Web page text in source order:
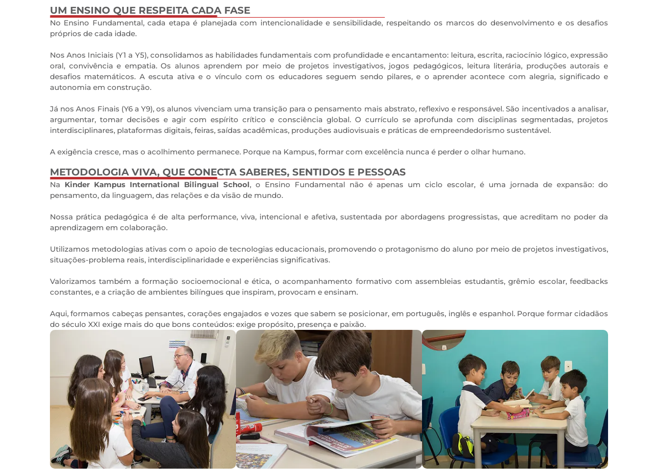
UM ENSINO QUE RESPEITA CADA FASE
0
No Ensino Fundamental, cada etapa é planejada com intencionalidade e sensibilidade, respeitando os marcos do desenvolvimento e os desafios
próprios de cada idade.
Nos Anos Iniciais (Y1 a Y5), consolidamos as habilidades fundamentais com profundidade e encantamento: leitura, escrita, raciocínio lógico, expressão
oral, convivência e empatia. Os alunos aprendem por meio de projetos investigativos, jogos pedagógicos, leitura literária, produções autorais e
desafios matemáticos. A escuta ativa e o vínculo com os educadores seguem sendo pilares, e o aprender acontece com alegria, significado e
autonomia em construção.
Já nos Anos Finais (Y6 a Y9), os alunos vivenciam uma transição para o pensamento mais abstrato, reflexivo e responsável. São incentivados a analisar,
argumentar, tomar decisões e agir com espírito crítico e consciência global. O currículo se aprofunda com disciplinas segmentadas, projetos
interdisciplinares, plataformas digitais, feiras, saídas acadêmicas, produções audiovisuais e práticas de empreendedorismo sustentável.
A exigência cresce, mas o acolhimento permanece. Porque na Kampus, formar com excelência nunca é perder o olhar humano.
METODOLOGIA VIVA, QUE CONECTA SABERES, SENTIDOS E PESSOAS
0
Na Kinder Kampus International Bilingual School, o Ensino Fundamental não é apenas um ciclo escolar, é uma jornada de expansão: do
pensamento, da linguagem, das relações e da visão de mundo.
Nossa prática pedagógica é de alta performance, viva, intencional e afetiva, sustentada por abordagens progressistas, que acreditam no poder da
aprendizagem em colaboração.
Utilizamos metodologias ativas com o apoio de tecnologias educacionais, promovendo o protagonismo do aluno por meio de projetos investigativos,
situações-problema reais, interdisciplinaridade e experiências significativas.
Valorizamos também a formação socioemocional e ética, o acompanhamento formativo com assembleias estudantis, grêmio escolar, feedbacks
constantes, e a criação de ambientes bilíngues que inspiram, provocam e ensinam.
Aqui, formamos cabeças pensantes, corações engajados e vozes que sabem se posicionar, em português, inglês e espanhol. Porque formar cidadãos
do século XXI exige mais do que bons conteúdos: exige propósito, presença e paixão.